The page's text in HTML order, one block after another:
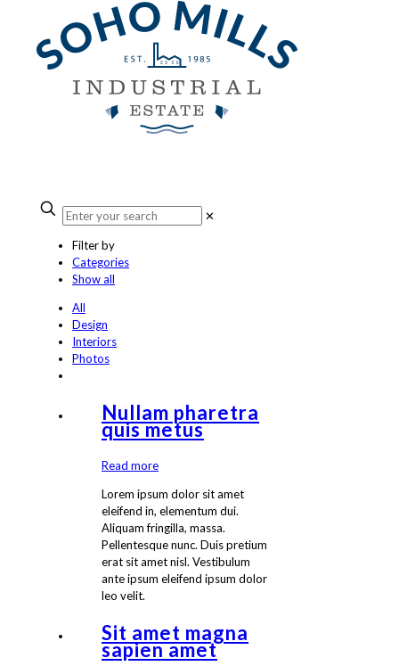
✕
Filter by
Categories
Show all
All
Design
Interiors
Photos
Nullam pharetra
quis metus
Read more
Lorem ipsum dolor sit amet
eleifend in, elementum dui.
Aliquam fringilla, massa.
Pellentesque nunc. Duis pretium
erat sit amet nisl. Vestibulum
ante ipsum eleifend ipsum dolor
leo velit.
Sit amet magna
sapien amet